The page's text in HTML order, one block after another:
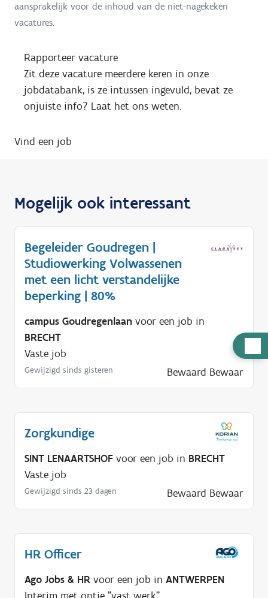
u
l
?
aansprakelijk voor de inhoud van de niet-nagekeken
vacatures.
Rapporteer vacature
Zit deze vacature meerdere keren in onze
jobdatabank, is ze intussen ingevuld, bevat ze
onjuiste info? Laat het ons weten.
Vind een job
Mogelijk ook interessant
Begeleider Goudregen |
Studiowerking Volwassenen
met een licht verstandelijke
beperking | 80%
campus Goudregenlaan voor een job in
BRECHT
Vaste job
Gewijzigd sinds gisteren Bewaard Bewaar
Zorgkundige
SINT LENAARTSHOF voor een job in BRECHT
Vaste job
Gewijzigd sinds 23 dagen Bewaard Bewaar
HR Officer
Ago Jobs & HR voor een job in ANTWERPEN